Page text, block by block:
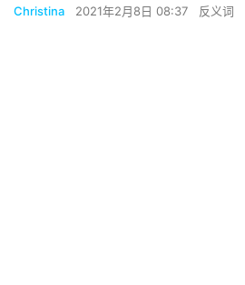
Christina 2021年2月8日 08:37 反义词